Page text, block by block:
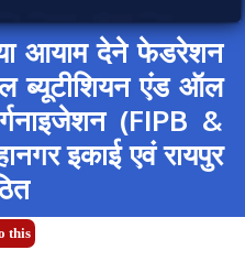
आयाम देने फेडरेशन
ब्यूटीशियन एंड ऑल
(FIPB &
इकाई एवं रायपुर
this